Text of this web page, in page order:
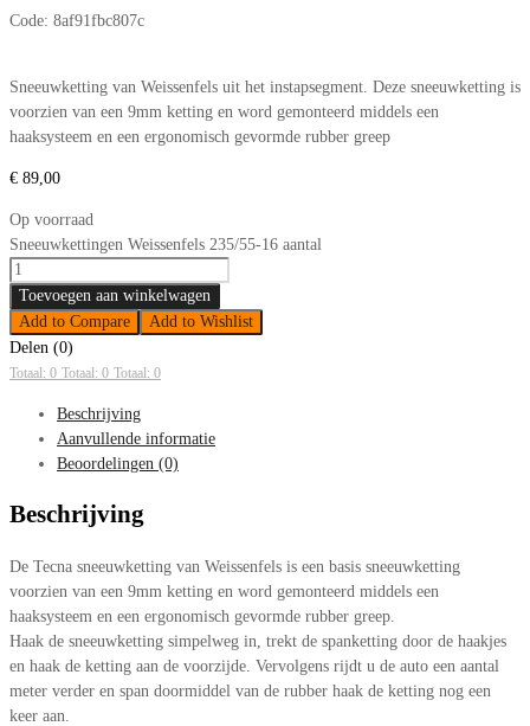
Code: 8af91fbc807c
Sneeuwketting van Weissenfels uit het instapsegment. Deze sneeuwketting is
voorzien van een 9mm ketting en word gemonteerd middels een
haaksysteem en een ergonomisch gevormde rubber greep
€ 89,00
Op voorraad
Sneeuwkettingen Weissenfels 235/55-16 aantal
Toevoegen aan winkelwagen
Add to Compare
Add to Wishlist
Delen (0)
Totaal: 0 Totaal: 0 Totaal: 0
Beschrijving
Aanvullende informatie
Beoordelingen (0)
Beschrijving
De Tecna sneeuwketting van Weissenfels is een basis sneeuwketting
voorzien van een 9mm ketting en word gemonteerd middels een
haaksysteem en een ergonomisch gevormde rubber greep.
Haak de sneeuwketting simpelweg in, trekt de spanketting door de haakjes
en haak de ketting aan de voorzijde. Vervolgens rijdt u de auto een aantal
meter verder en span doormiddel van de rubber haak de ketting nog een
keer aan.